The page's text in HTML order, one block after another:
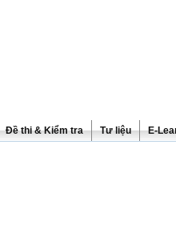
Đề thi & Kiểm tra Tư liệu E-